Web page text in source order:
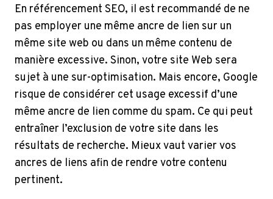
En référencement SEO, il est recommandé de ne
pas employer une même ancre de lien sur un
même site web ou dans un même contenu de
manière excessive. Sinon, votre site Web sera
sujet à une sur-optimisation. Mais encore, Google
risque de considérer cet usage excessif d’une
même ancre de lien comme du spam. Ce qui peut
entraîner l’exclusion de votre site dans les
résultats de recherche. Mieux vaut varier vos
ancres de liens afin de rendre votre contenu
pertinent.